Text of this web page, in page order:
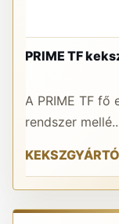
PRIME TF
A PRIME TF
rendszer